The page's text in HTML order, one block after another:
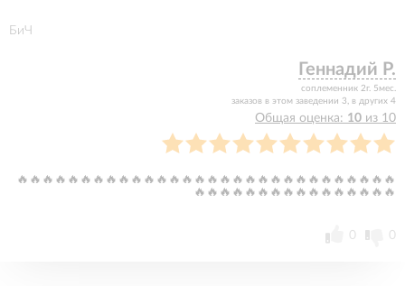
БиЧ
Геннадий Р.
соплеменник 2г. 5мес.
заказов в этом заведении 3, в других 4
Общая оценка: 10 из 10
🔥🔥🔥🔥🔥🔥🔥🔥🔥🔥🔥🔥🔥🔥🔥🔥🔥🔥🔥🔥🔥🔥🔥🔥🔥🔥🔥🔥🔥🔥
🔥🔥🔥🔥🔥🔥🔥🔥🔥🔥🔥🔥🔥🔥🔥🔥
0 0